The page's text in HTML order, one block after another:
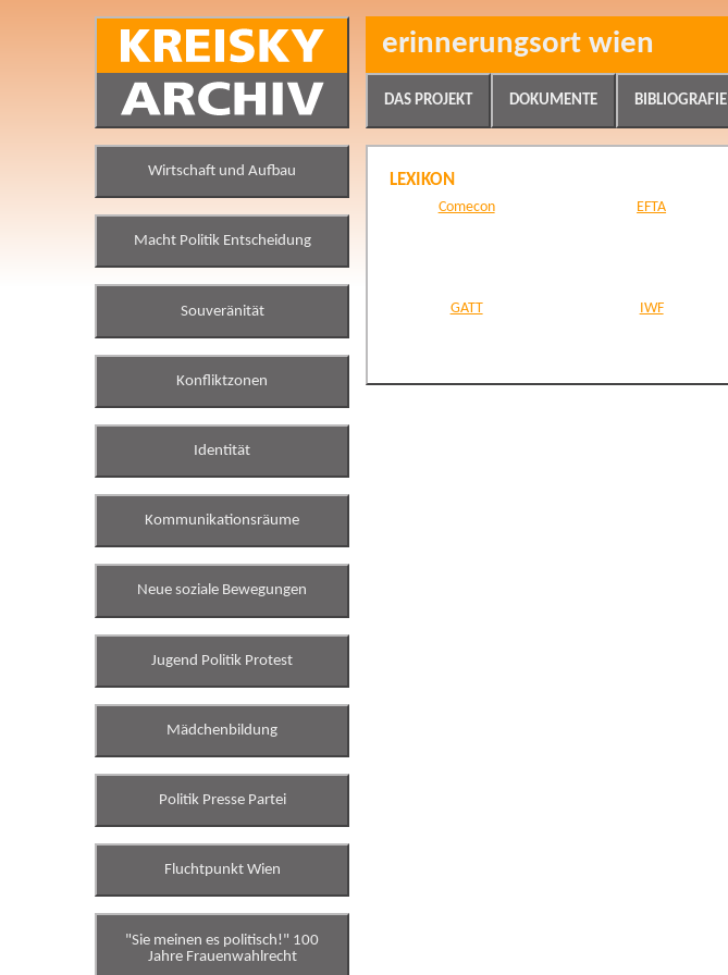
erinnerungsort wien
DAS PROJEKT DOKUMENTE BIBLIOGRAFIE
Wirtschaft und Aufbau
Macht Politik Entscheidung
Souveränität
Konfliktzonen
Identität
Kommunikationsräume
Neue soziale Bewegungen
Jugend Politik Protest
Mädchenbildung
Politik Presse Partei
Fluchtpunkt Wien
"Sie meinen es politisch!" 100
Jahre Frauenwahlrecht
LEXIKON
Comecon
EFTA
GATT
IWF